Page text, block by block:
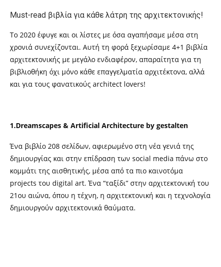
Must-read βιβλία για κάθε λάτρη της αρχιτεκτονικής!
To 2020 έφυγε και οι λίστες με όσα αγαπήσαμε μέσα στη
χρονιά συνεχίζονται. Αυτή τη φορά ξεχωρίσαμε 4+1 βιβλία
αρχιτεκτονικής με μεγάλο ενδιαφέρον, απαραίτητα για τη
βιβλιοθήκη όχι μόνο κάθε επαγγελματία αρχιτέκτονα, αλλά
και για τους φανατικούς architect lovers!
1.Dreamscapes & Artificial Architecture by gestalten
Ένα βιβλίο 208 σελίδων, αφιερωμένο στη νέα γενιά της
δημιουργίας και στην επίδραση των social media πάνω στο
κομμάτι της αισθητικής, μέσα από τα πιο καινοτόμα
projects του digital art. Ένα “ταξίδι” στην αρχιτεκτονική του
21ου αιώνα, όπου η τέχνη, η αρχιτεκτονική και η τεχνολογία
δημιουργούν αρχιτεκτονικά θαύματα.